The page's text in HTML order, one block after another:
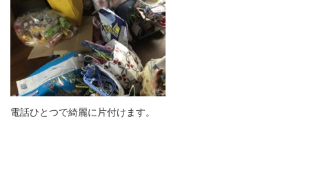
電話ひとつで綺麗に片付けます。